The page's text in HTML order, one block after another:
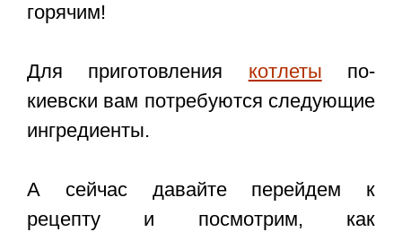
горячим!
Для приготовления котлеты по-
киевски вам потребуются следующие
ингредиенты.
А сейчас давайте перейдем к
рецепту и посмотрим, как